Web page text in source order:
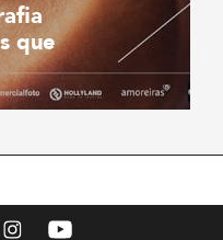
que
InstagramYoutube